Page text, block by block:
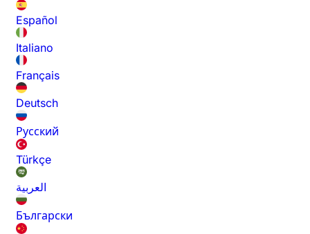
Español
Italiano
Français
Deutsch
Русский
Türkçe
العربية
Български